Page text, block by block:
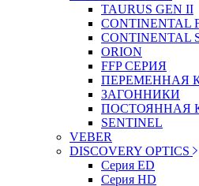
TAURUS GEN II
CONTINENTAL
CONTINENTAL
ORION
FFP СЕРИЯ
ПЕРЕМЕННАЯ
ЗАГОННИКИ
ПОСТОЯННАЯ
SENTINEL
VEBER
DISCOVERY OPTICS
Серия ED
Серия HD